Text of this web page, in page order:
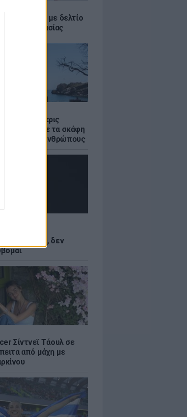
νερού με δελτίο
ξηρασίας
Οι τέσσερις
που με τα σκάφη
από 100 ανθρώπους
δέρμα μου, δεν
Σίντνεϊ Τάουλ σε
από μάχη με